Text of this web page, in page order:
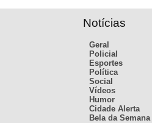
Notícias
Geral
Policial
Esportes
Política
Social
Vídeos
Humor
Cidade Alerta
Bela da Semana